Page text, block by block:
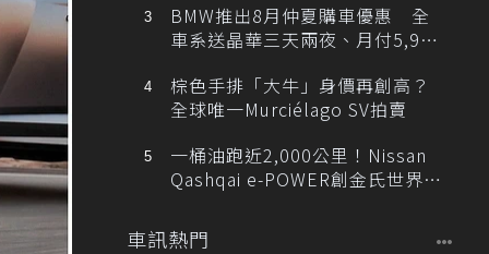
BMW推出8月仲夏購車優惠 全
車系送晶華三天兩夜、月付5,900
棕色手排「大牛」身價再創高？
全球唯一Murciélago SV拍賣
一桶油跑近2,000公里！Nissan
Qashqai e-POWER創金氏世界紀
車訊熱門